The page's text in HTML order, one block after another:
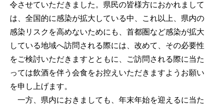
令させていただきました。県民の皆様方におかれまして
は、全国的に感染が拡大している中、これ以上、県内の
感染リスクを高めないためにも、首都圏など感染が拡大
している地域へ訪問される際には、改めて、その必要性
をご検討いただきますとともに、ご訪問される際に当た
っては飲酒を伴う会食をお控えいただきますようお願い
を申し上げます。
一方、県内におきましても、年末年始を迎えるに当た